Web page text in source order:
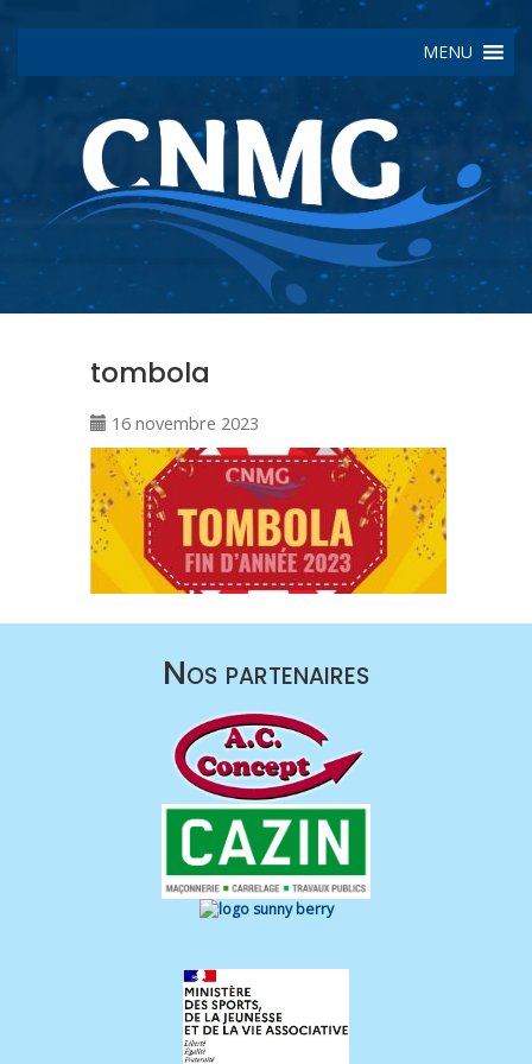
MENU
tombola
16 novembre 2023
Nos partenaires